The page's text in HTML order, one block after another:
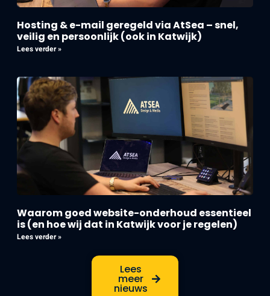
Hosting & e-mail geregeld via AtSea – snel,
veilig en persoonlijk (ook in Katwijk)
Lees verder »
Waarom goed website-onderhoud essentieel
is (en hoe wij dat in Katwijk voor je regelen)
Lees verder »
Lees
meer
nieuws